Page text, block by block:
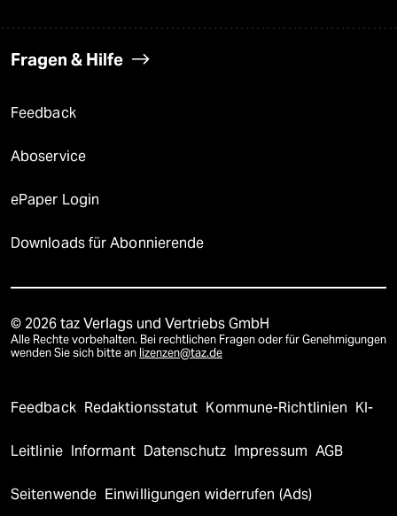
Fragen & Hilfe
Feedback
Aboservice
ePaper Login
Downloads für Abonnierende
© 2026 taz Verlags und Vertriebs GmbH
Alle Rechte vorbehalten. Bei rechtlichen Fragen oder für Genehmigungen
wenden Sie sich bitte an lizenzen@taz.de
Feedback Redaktionsstatut Kommune-Richtlinien KI-
Leitlinie Informant Datenschutz Impressum AGB
Seitenwende Einwilligungen widerrufen (Ads)